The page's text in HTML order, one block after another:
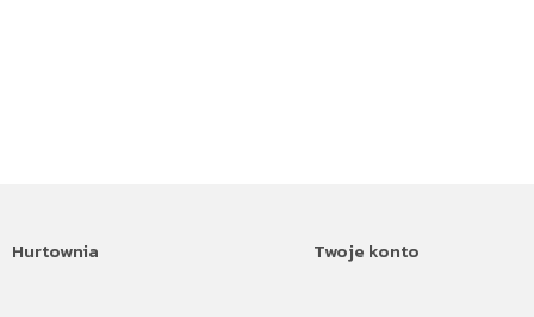
Hurtownia Twoje konto